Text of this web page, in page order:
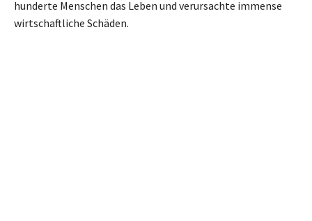
hunderte Menschen das Leben und verursachte immense
wirtschaftliche Schäden.